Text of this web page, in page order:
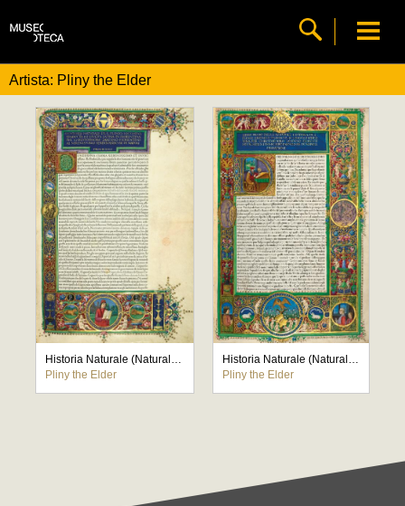
Artista: Pliny the Elder
Historia Naturale (Natural History)
Pliny the Elder
Historia Naturale (Natural History)
Pliny the Elder